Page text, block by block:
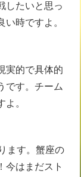
したいと思っ
時ですよ。
実的で具体的
です。チーム
。
ます。蟹座の
今はまだスト